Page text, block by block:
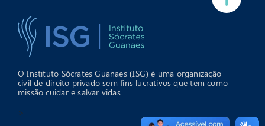
O Instituto Sócrates Guanaes (ISG) é uma organização
civil de direito privado sem fins lucrativos que tem como
missão cuidar e salvar vidas.
>